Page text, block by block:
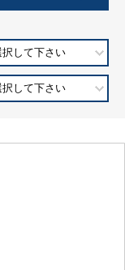
択して下さい
択して下さい